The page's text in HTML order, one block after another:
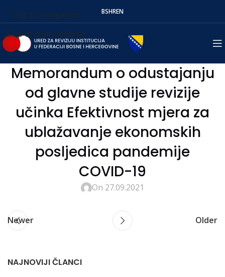
Skip to navigation
Skip to main content
BSHREN
Memorandum o odustajanju
od glavne studije revizije
učinka Efektivnost mjera za
ublažavanje ekonomskih
posljedica pandemije
COVID-19
On 27.09.2021
Newer Older
NAJNOVIJI ČLANCI